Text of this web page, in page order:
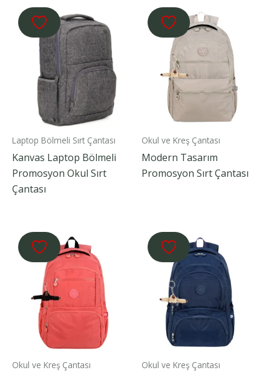
Laptop Bölmeli Sırt Çantası
Kanvas Laptop Bölmeli
Promosyon Okul Sırt
Çantası
Okul ve Kreş Çantası
Modern Tasarım
Promosyon Sırt Çantası
Okul ve Kreş Çantası Okul ve Kreş Çantası